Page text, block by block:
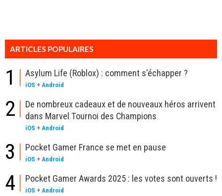
ARTICLES POPULAIRES
1 Asylum Life (Roblox) : comment s'échapper ?
iOS + Android
2
De nombreux cadeaux et de nouveaux héros arrivent
dans Marvel Tournoi des Champions
iOS + Android
3 Pocket Gamer France se met en pause
iOS + Android
4 Pocket Gamer Awards 2025 : les votes sont ouverts !
iOS + Android